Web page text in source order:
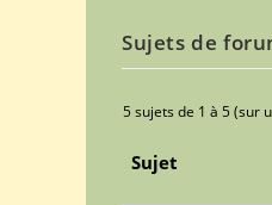
Sujets de
5 sujets de 1 à 5 (sur
Sujet